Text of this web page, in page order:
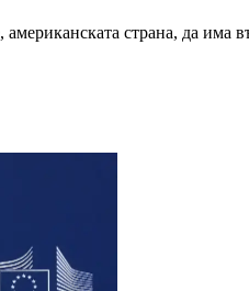
страна, да има